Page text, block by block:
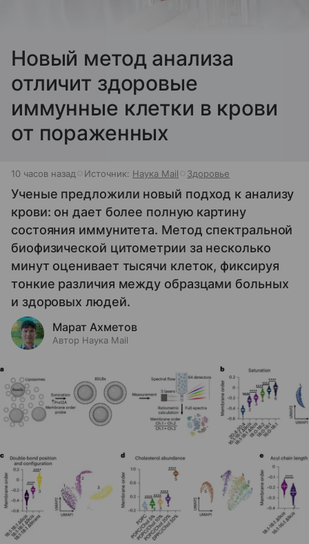
Новый метод анализа
отличит здоровые
иммунные клетки в крови
от пораженных
10 часов назад Источник: Наука Mail Здоровье
Ученые предложили новый подход к анализу
крови: он дает более полную картину
состояния иммунитета. Метод спектральной
биофизической цитометрии за несколько
минут оценивает тысячи клеток, фиксируя
тонкие различия между образцами больных
и здоровых людей.
Марат Ахметов
Автор Наука Mail